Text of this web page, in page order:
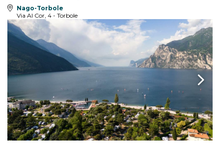
Nago-Torbole
Via Al Cor, 4 - Torbole